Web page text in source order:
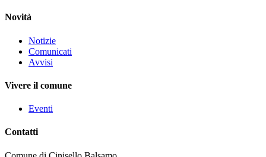
Novità
Notizie
Comunicati
Avvisi
Vivere il comune
Eventi
Contatti